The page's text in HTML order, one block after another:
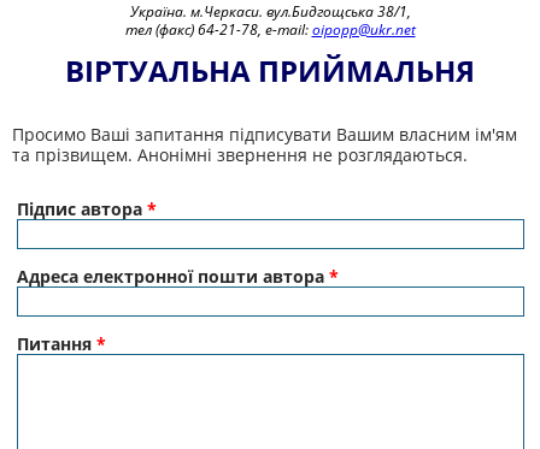
Україна. м.Черкаси. вул.Бидгощська 38/1,
тел (факс) 64-21-78, e-mail:oipopp@ukr.net
ВІРТУАЛЬНА ПРИЙМАЛЬНЯ
Просимо Ваші запитання підписувати Вашим власним ім'ям
та прізвищем. Анонімні звернення не розглядаються.
Підпис автора *
Адреса електронної пошти автора *
Питання *